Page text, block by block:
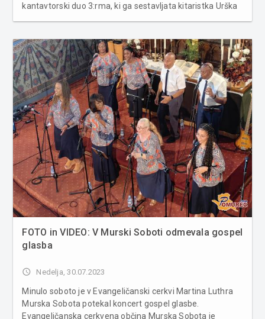
kantavtorski duo 3:rma, ki ga sestavljata kitaristka Urška
prek...
FOTO in VIDEO: V Murski Soboti odmevala gospel
glasba
access_time Nedelja, 30.07.2023
Minulo soboto je v Evangeličanski cerkvi Martina Luthra
Murska Sobota potekal koncert gospel glasbe.
Evangeličanska cerkvena občina Murska Sobota je